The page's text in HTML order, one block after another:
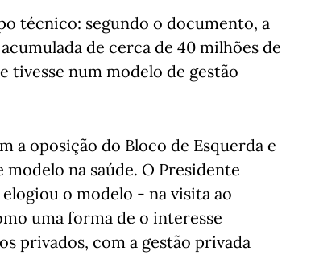
técnico: segundo o documento, a
de cerca de 40 milhões de
tivesse num modelo de gestão
a oposição do Bloco de Esquerda e
na saúde. O Presidente
o modelo - na visita ao
uma forma de o interesse
privados, com a gestão privada